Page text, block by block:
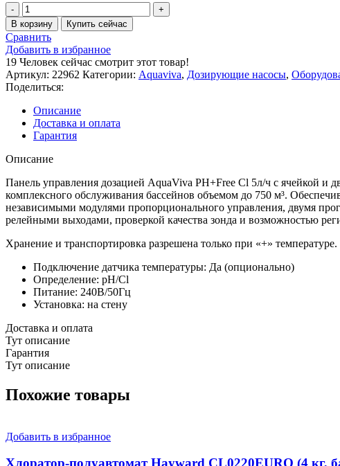
Количество
товара
Станция
контроля
качества
воды
AquaViva
PH+Free
Cl
5л/
ч
Ячейка
2
насоса
В корзину Купить сейчас
Сравнить
Добавить в избранное
19 Человек сейчас смотрит этот товар!
Артикул: 22962 Категории: Aquaviva, Дозирующие насосы,
Поделиться:
Описание
Доставка и оплата
Гарантия
Описание
Панель управления дозацией AquaViva PH+Free Cl 5л/ч с ячейкой
комплексного обслуживания бассейнов объемом до 750 м³.
независимыми модулями пропорционального управления, двумя
релейными выходами, проверкой качества зонда и возможностью
Хранение и транспортировка разрешена только при «+» температуре.
Подключение датчика температуры: Да (опционально)
Определение: pH/Cl
Питание: 240В/50Гц
Установка: на стену
Доставка и оплата
Тут описание
Гарантия
Тут описание
Похожие товары
Добавить в избранное